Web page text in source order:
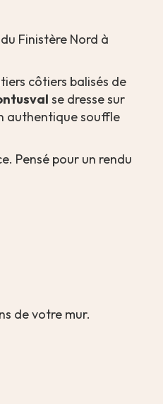
Finistère Nord à
côtiers balisés de
se dresse sur
authentique souffle
Pensé pour un rendu
de votre mur.